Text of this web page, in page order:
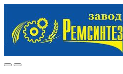
navigation
content